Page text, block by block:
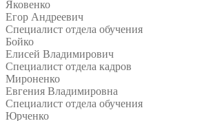
Яковенко
Егор Андреевич
Специалист отдела обучения
Бойко
Елисей Владимирович
Специалист отдела кадров
Мироненко
Евгения Владимировна
Специалист отдела обучения
Юрченко